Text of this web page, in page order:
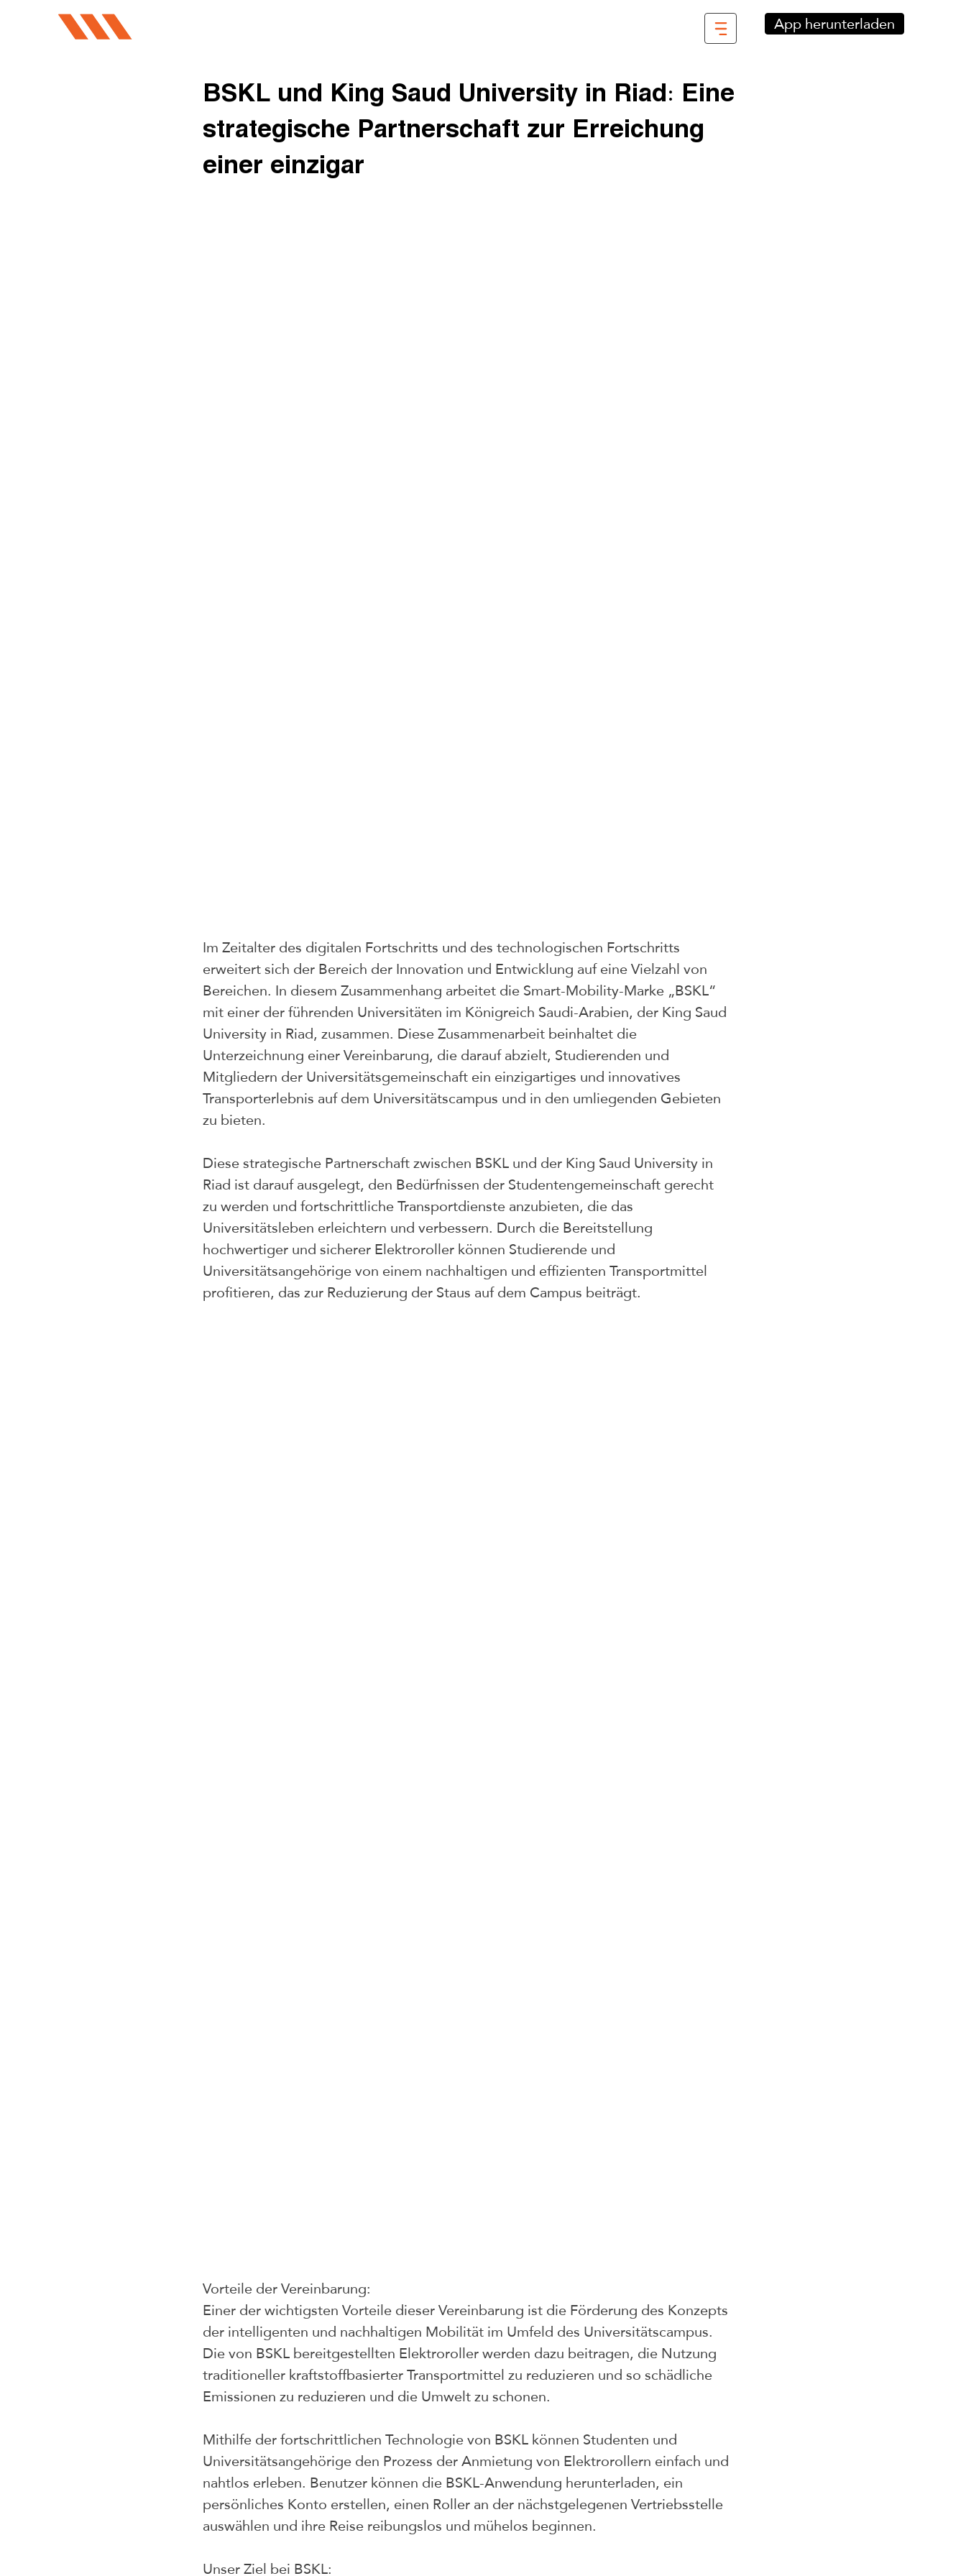
App herunterladen
BSKL und King Saud University in Riad: Eine
strategische Partnerschaft zur Erreichung
einer einzigar
Im Zeitalter des digitalen Fortschritts und des technologischen Fortschritts
erweitert sich der Bereich der Innovation und Entwicklung auf eine Vielzahl von
Bereichen. In diesem Zusammenhang arbeitet die Smart-Mobility-Marke „BSKL“
mit einer der führenden Universitäten im Königreich Saudi-Arabien, der King Saud
University in Riad, zusammen. Diese Zusammenarbeit beinhaltet die
Unterzeichnung einer Vereinbarung, die darauf abzielt, Studierenden und
Mitgliedern der Universitätsgemeinschaft ein einzigartiges und innovatives
Transporterlebnis auf dem Universitätscampus und in den umliegenden Gebieten
zu bieten.
Diese strategische Partnerschaft zwischen BSKL und der King Saud University in
Riad ist darauf ausgelegt, den Bedürfnissen der Studentengemeinschaft gerecht
zu werden und fortschrittliche Transportdienste anzubieten, die das
Universitätsleben erleichtern und verbessern. Durch die Bereitstellung
hochwertiger und sicherer Elektroroller können Studierende und
Universitätsangehörige von einem nachhaltigen und effizienten Transportmittel
profitieren, das zur Reduzierung der Staus auf dem Campus beiträgt.
Vorteile der Vereinbarung:
Einer der wichtigsten Vorteile dieser Vereinbarung ist die Förderung des Konzepts
der intelligenten und nachhaltigen Mobilität im Umfeld des Universitätscampus.
Die von BSKL bereitgestellten Elektroroller werden dazu beitragen, die Nutzung
traditioneller kraftstoffbasierter Transportmittel zu reduzieren und so schädliche
Emissionen zu reduzieren und die Umwelt zu schonen.
Mithilfe der fortschrittlichen Technologie von BSKL können Studenten und
Universitätsangehörige den Prozess der Anmietung von Elektrorollern einfach und
nahtlos erleben. Benutzer können die BSKL-Anwendung herunterladen, ein
persönliches Konto erstellen, einen Roller an der nächstgelegenen Vertriebsstelle
auswählen und ihre Reise reibungslos und mühelos beginnen.
Unser Ziel bei BSKL: